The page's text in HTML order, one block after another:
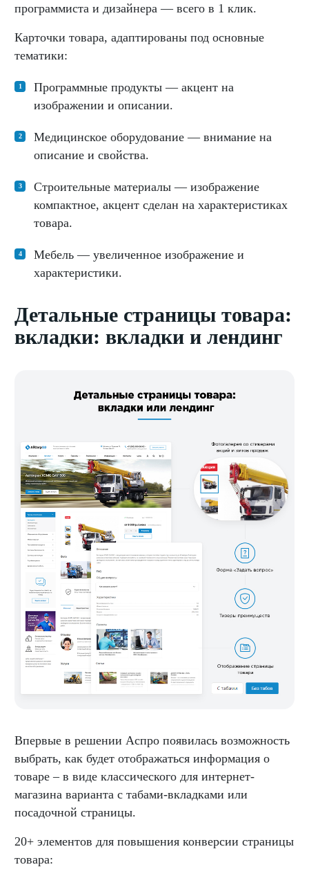
программиста и дизайнера — всего в 1 клик.
Карточки товара, адаптированы под основные
тематики:
Программные продукты — акцент на
изображении и описании.
Медицинское оборудование — внимание на
описание и свойства.
Строительные материалы — изображение
компактное, акцент сделан на характеристиках
товара.
Мебель — увеличенное изображение и
характеристики.
Детальные страницы товара:
вкладки: вкладки и лендинг
Впервые в решении Аспро появилась возможность
выбрать, как будет отображаться информация о
товаре – в виде классического для интернет-
магазина варианта с табами-вкладками или
посадочной страницы.
20+ элементов для повышения конверсии страницы
товара: